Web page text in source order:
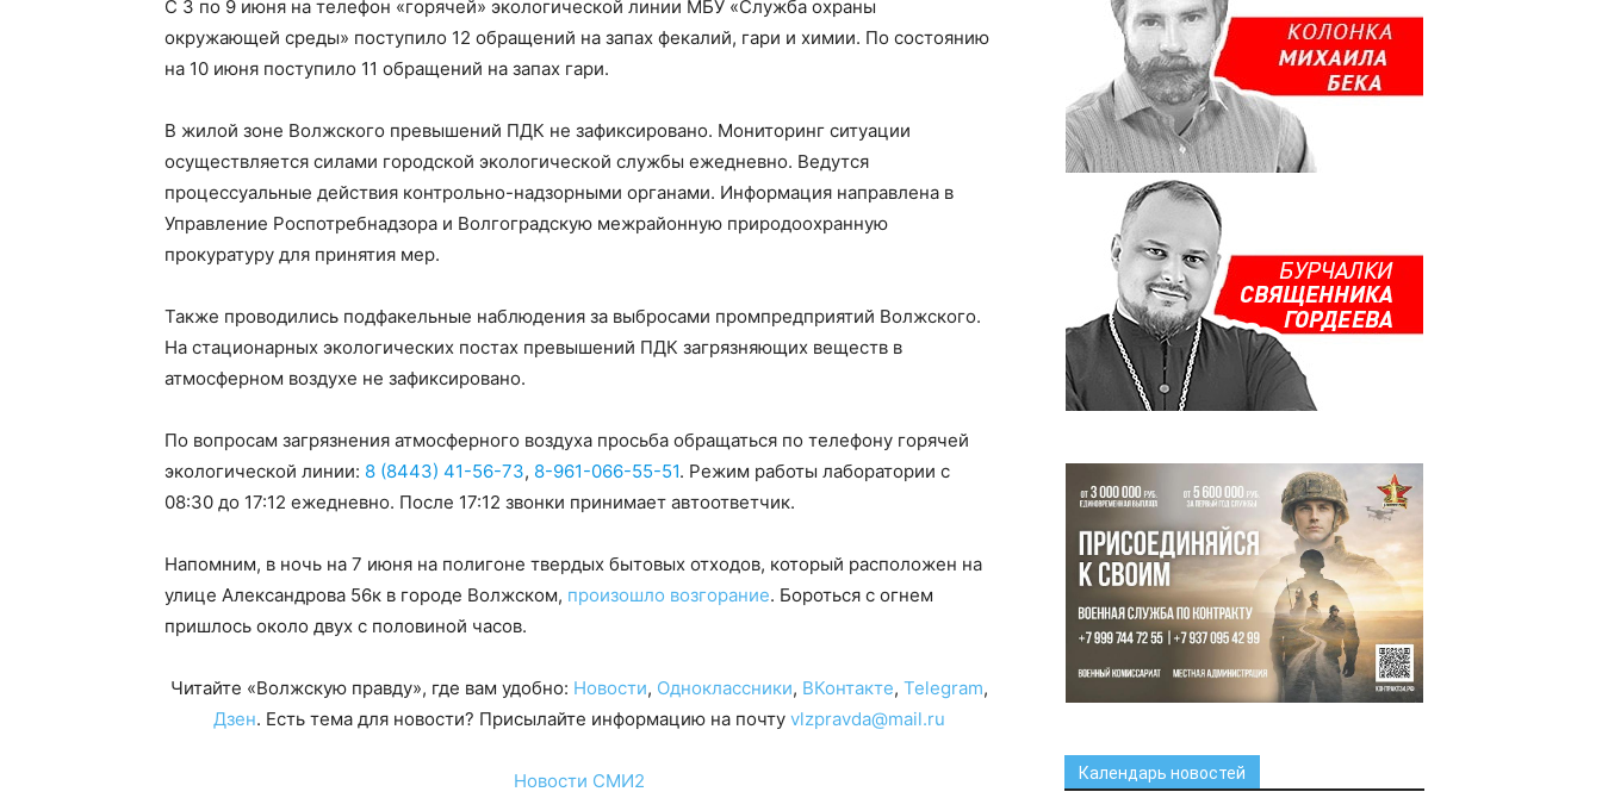
С 3 по 9 июня на телефон «горячей» экологической линии МБУ «Служба охраны
окружающей среды» поступило 12 обращений на запах фекалий, гари и химии. По состоянию
на 10 июня поступило 11 обращений на запах гари.
В жилой зоне Волжского превышений ПДК не зафиксировано. Мониторинг ситуации
осуществляется силами городской экологической службы ежедневно. Ведутся
процессуальные действия контрольно-надзорными органами. Информация направлена в
Управление Роспотребнадзора и Волгоградскую межрайонную природоохранную
прокуратуру для принятия мер.
Также проводились подфакельные наблюдения за выбросами промпредприятий Волжского.
На стационарных экологических постах превышений ПДК загрязняющих веществ в
атмосферном воздухе не зафиксировано.
По вопросам загрязнения атмосферного воздуха просьба обращаться по телефону горячей
экологической линии: 8 (8443) 41-56-73, 8-961-066-55-51. Режим работы лаборатории с
08:30 до 17:12 ежедневно. После 17:12 звонки принимает автоответчик.
Напомним, в ночь на 7 июня на полигоне твердых бытовых отходов, который расположен на
улице Александрова 56к в городе Волжском, произошло возгорание. Бороться с огнем
пришлось около двух с половиной часов.
Читайте «Волжскую правду», где вам удобно: Новости, Одноклассники, ВКонтакте, Telegram,
Дзен. Есть тема для новости? Присылайте информацию на почту vlzpravda@mail.ru
Новости СМИ2 Календарь новостей